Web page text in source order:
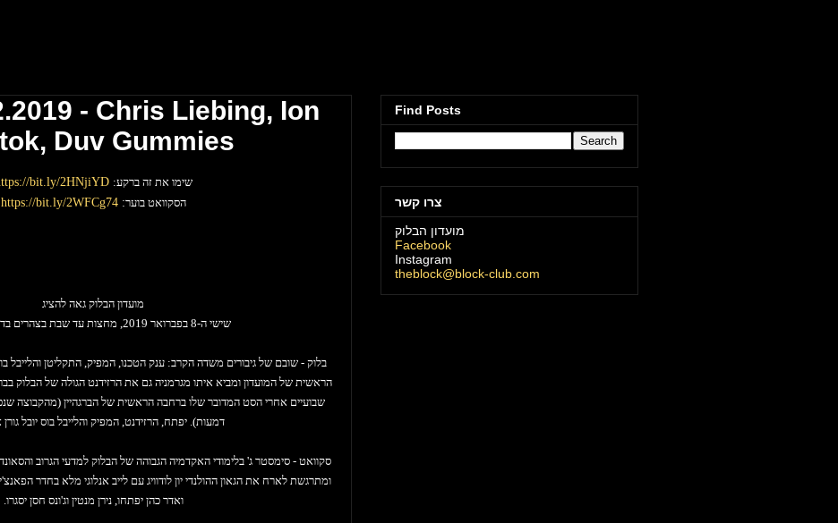
- Chris Liebing, Ion
Duv Gummies
שימו את זה ברקע:
bit.ly/2HNjiYD
הסקוואט בוער:
https://bit.ly/2WFCg74
מועדון הבלוק גאה להציג
שישי ה-8 בפברואר 2019, מחצות עד שבת בצהרים בדרום הפרוע
בלוק - שובם של גיבורים משדה הקרב: ענק הטכנו, המפיק, התקליטן והלייבל
הראשית של המועדון ומביא איתו מגרמניה גם את הרזידנט הגולה של הבלוק
שבועיים אחרי הסט המדובר שלו ברחבה הראשית של הברגהיין (מהקבוצה
דמעות). יפתח, הרזידנט, המפיק והלייבל בוס יובל גורן
סקוואט - סימסטר ג' בלימודי האקדמיה הגבוהה של הבלוק למדעי הגרוב
ומתרגשת לארח את הגאון ההולנדי יון לודוויג עם לייב אנלוגי מלא בחדר
ואדר כהן יפתחו, נירן מנטין וג'ונס חסן יסגרו.
Find Posts
צרו קשר
מועדון הבלוק
Facebook
Instagram
theblock@block-club.com